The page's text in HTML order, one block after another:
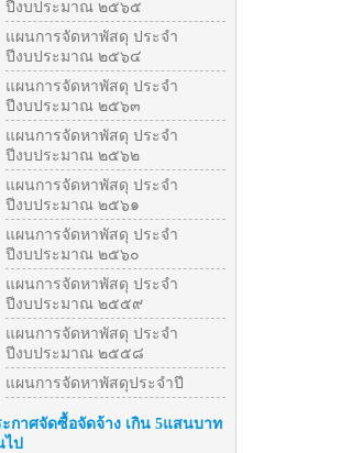
ปีงบประมาณ ๒๕๖๕
แผนการจัดหาพัสดุ ประจำ
ปีงบประมาณ ๒๕๖๔
แผนการจัดหาพัสดุ ประจำ
ปีงบประมาณ ๒๕๖๓
แผนการจัดหาพัสดุ ประจำ
ปีงบประมาณ ๒๕๖๒
แผนการจัดหาพัสดุ ประจำ
ปีงบประมาณ ๒๕๖๑
แผนการจัดหาพัสดุ ประจำ
ปีงบประมาณ ๒๕๖๐
แผนการจัดหาพัสดุ ประจำ
ปีงบประมาณ ๒๕๕๙
แผนการจัดหาพัสดุ ประจำ
ปีงบประมาณ ๒๕๕๘
แผนการจัดหาพัสดุประจำปี
กาศจัดซื้อจัดจ้าง เกิน 5แสนบาท
ป